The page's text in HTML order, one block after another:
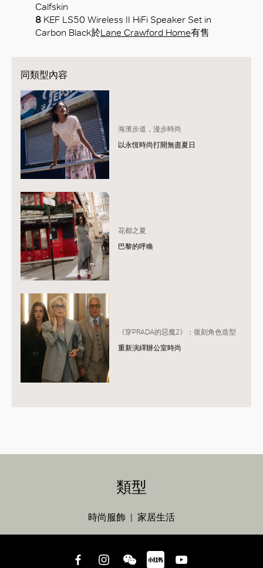
Calfskin
8 KEF LS50 Wireless II HiFi Speaker Set in
Carbon Black於Lane Crawford Home有售
同類型內容
海濱步道，漫步時尚
以永恆時尚打開無盡夏日
花都之夏
巴黎的呼喚
《穿PRADA的惡魔2》：復刻角色造型
重新演繹辦公室時尚
類型
時尚服飾 家居生活